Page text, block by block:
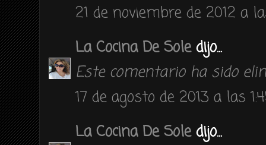
21 de noviembre de 2012 a
La Cocina De Soledijo...
Este comentario ha sido
17 de agosto de 2013 a las
La Cocina De Soledijo...